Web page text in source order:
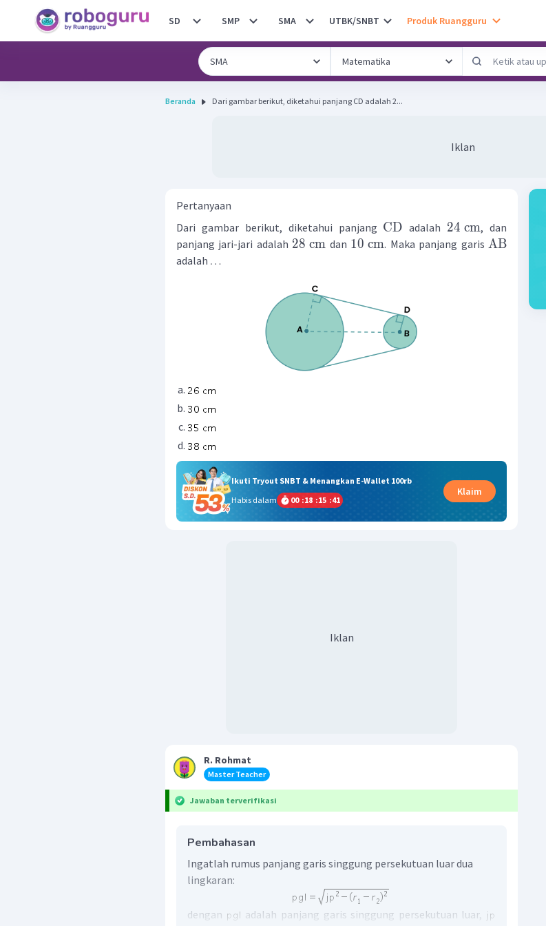
SD SMP SMA UTBK/SNBT Produk Ruangguru
Beranda Dari gambar berikut, diketahui panjang CD adalah 2...
Iklan
Pertanyaan
Dari gambar berikut, diketahui panjang CD adalah 24 cm, dan
panjang jari-jari adalah 28 cm dan 10 cm. Maka panjang garisAB
adalah …
Ikuti Tryout SNBT & Menangkan E-Wallet 100rb
Habis dalam
00 :18 :15 :40
Klaim
Iklan
R. Rohmat
Master Teacher
Jawaban terverifikasi
Pembahasan
Ingatlah rumus panjang garis singgung persekutuan luar dua
lingkaran:
dengan
adalah panjang garis singgung persekutuan luar,